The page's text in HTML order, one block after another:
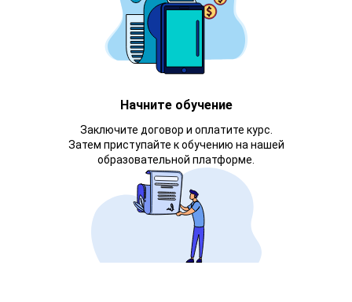
Начните обучение
Заключите договор и оплатите курс.
Затем приступайте к обучению на нашей
образовательной платформе.